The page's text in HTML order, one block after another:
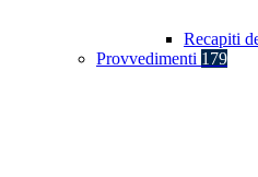
Recapiti
Provvedimenti 179